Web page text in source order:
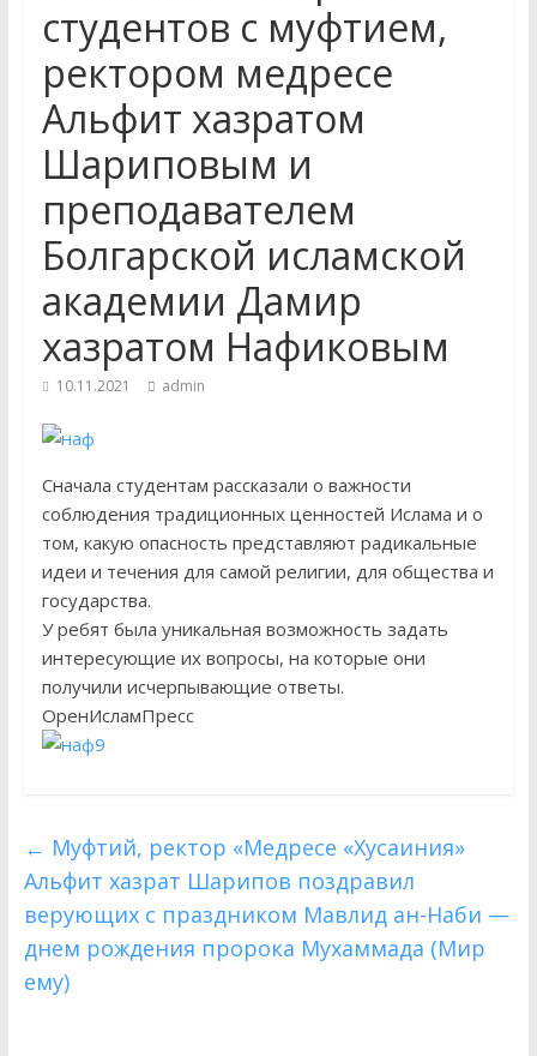
отделения Духовной
профессиональной
образовательной организации
«Медресе «Хусаиния» Амир (Эдуард)
Ганиев принял участие в работе V
Всероссийской научно-практической
конференции студентов
«Камалийские чтения», которая
прошла в Уфе в мечети «Ляля-
Тюльпан
27 ноября студенты 2 и 3 курса
заочного отделения «Медресе
«Хусаиния» провели генеральную
уборку в Центральной Соборной
мечети г. Оренбурга и в «Медресе
студентов с муфтием,
ректором медресе
Альфит хазратом
Шариповым и
преподавателем
Болгарской исламской
академии Дамир
хазратом Нафиковым
10.11.2021 admin
Сначала студентам рассказали о важности
соблюдения традиционных ценностей Ислама и о
том, какую опасность представляют радикальные
идеи и течения для самой религии, для общества и
государства.
У ребят была уникальная возможность задать
интересующие их вопросы, на которые они
получили исчерпывающие ответы.
ОренИсламПресс
← Муфтий, ректор «Медресе «Хусаиния»
Альфит хазрат Шарипов поздравил
верующих с праздником Мавлид ан-Наби —
днем рождения пророка Мухаммада (Мир
ему)